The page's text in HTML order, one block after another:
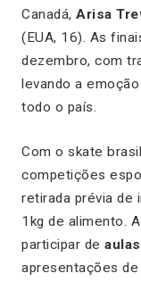
Canadá, Arisa
(EUA, 16). As
dezembro, com
levando a
todo o país.
Com o skate
competições
retirada prévia de
1kg de alimento.
participar de
apresentações